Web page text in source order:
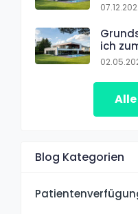
ich
Blog Kategorien